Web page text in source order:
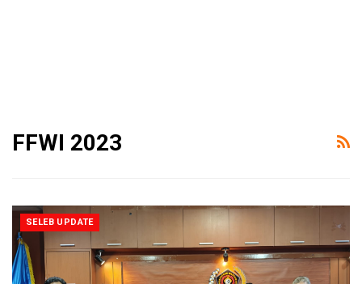
FFWI 2023
SELEB UPDATE